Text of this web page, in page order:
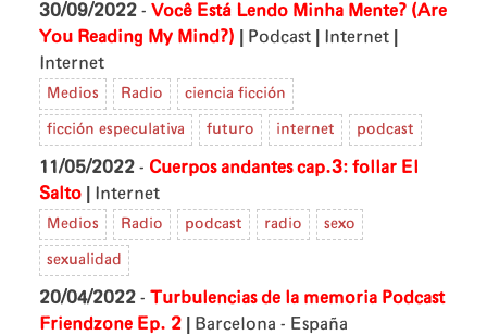
30/09/2022 - Você Está Lendo Minha Mente? (Are
You Reading My Mind?)
Podcast Internet
Internet
Medios Radio ciencia ficción
ficción especulativa futuro internet podcast
11/05/2022 - Cuerpos andantes cap.3: follar El
Salto
Internet
Medios Radio podcast radio sexo
sexualidad
20/04/2022 - Turbulencias de la memoria Podcast
Friendzone Ep. 2
Barcelona - España